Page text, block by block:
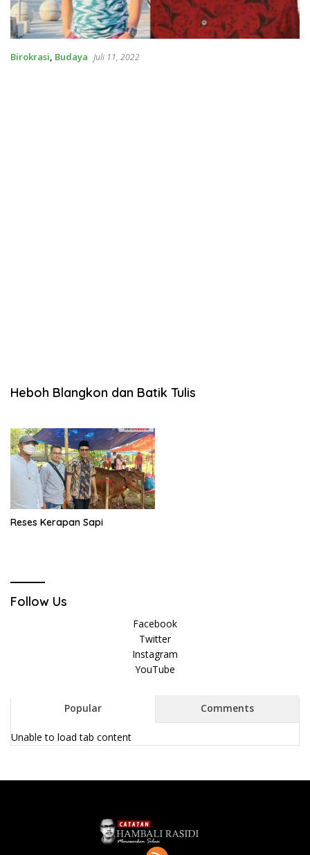
Birokrasi, Budaya Juli 11, 2022
Heboh Blangkon dan Batik Tulis
Reses Kerapan Sapi
Follow Us
Facebook
Twitter
Instagram
YouTube
Popular Comments
Unable to load tab content